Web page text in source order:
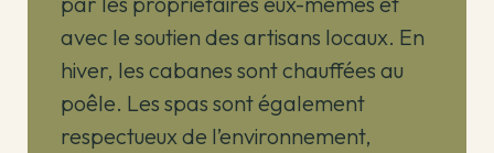
avec le soutien des artisans locaux. En
hiver, les cabanes sont chauffées au
poêle. Les spas sont également
respectueux de l’environnement,